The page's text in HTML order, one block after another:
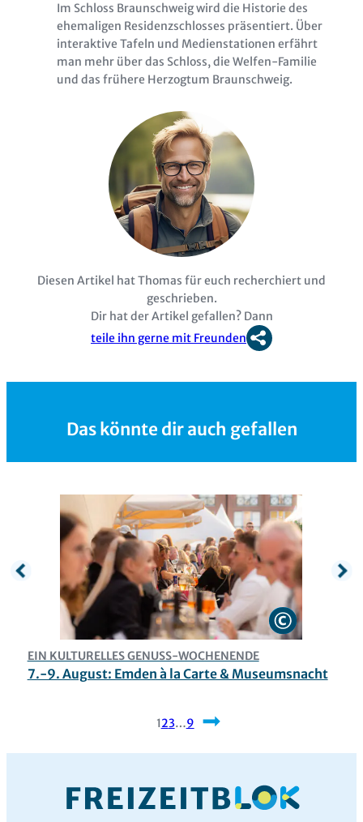
Im Schloss Braunschweig wird die Historie des
ehemaligen Residenzschlosses präsentiert. Über
interaktive Tafeln und Medienstationen erfährt
man mehr über das Schloss, die Welfen-Familie
und das frühere Herzogtum Braunschweig.
Diesen Artikel hat Thomas für euch recherchiert und
geschrieben.
Dir hat der Artikel gefallen? Dann
teile ihn gerne mit Freunden
Das könnte dir auch gefallen
EIN KULTURELLES GENUSS-WOCHENENDE
7.-9. August: Emden à la Carte & Museumsnacht
123…9Nächste